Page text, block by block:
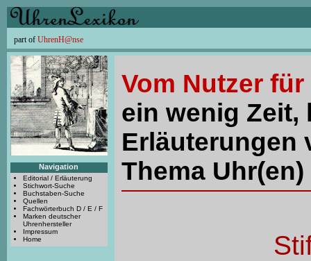
part of UhrenH@nse
Navigation
Editorial / Erläuterung
Stichwort-Suche
Buchstaben-Suche
Quellen
Fachwörterbuch D / E / F
Marken deutscher
Uhrenhersteller
Impressum
Home
Vom Nutzer
ein wenig Zeit,
Erläuterungen
Thema